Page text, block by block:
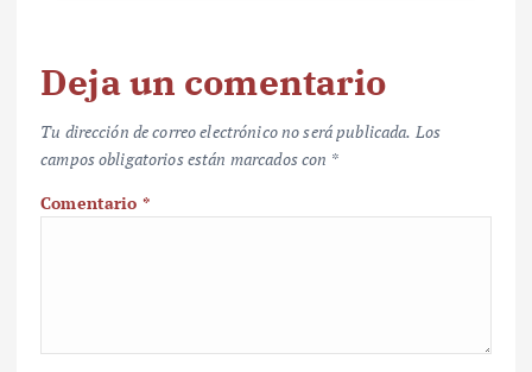
Deja un comentario
Tu dirección de correo electrónico no será publicada. Los
campos obligatorios están marcados con *
Comentario *